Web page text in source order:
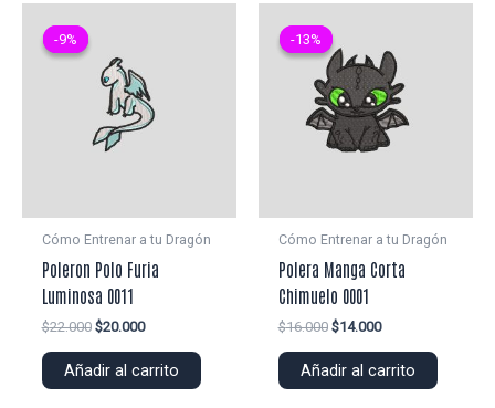
-9%
-9%
Cómo Entrenar a tu Dragón
Poleron Polo Furia
Luminosa 0011
$22.000 El
original
$20.000El
actual
Añadir al carrito
-13%
-13%
Cómo Entrenar a tu Dragón
Polera Manga Corta
Chimuelo 0001
$16.000 El
original
$14.000El
actual
Añadir al carrito